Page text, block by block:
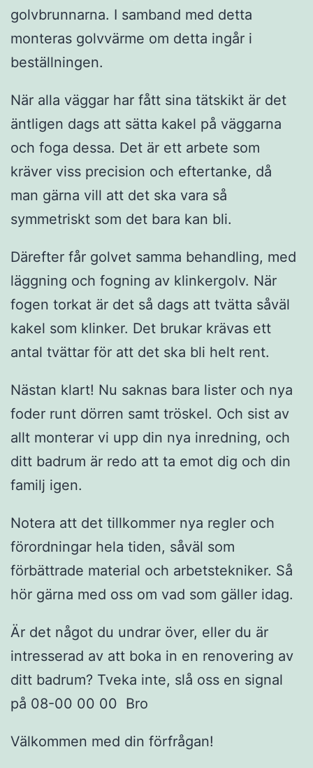
golvbrunnarna. I samband med detta
monteras golvvärme om detta ingår i
beställningen.
När alla väggar har fått sina tätskikt är det
äntligen dags att sätta kakel på väggarna
och foga dessa. Det är ett arbete som
kräver viss precision och eftertanke, då
man gärna vill att det ska vara så
symmetriskt som det bara kan bli.
Därefter får golvet samma behandling, med
läggning och fogning av klinkergolv. När
fogen torkat är det så dags att tvätta såväl
kakel som klinker. Det brukar krävas ett
antal tvättar för att det ska bli helt rent.
Nästan klart! Nu saknas bara lister och nya
foder runt dörren samt tröskel. Och sist av
allt monterar vi upp din nya inredning, och
ditt badrum är redo att ta emot dig och din
familj igen.
Notera att det tillkommer nya regler och
förordningar hela tiden, såväl som
förbättrade material och arbetstekniker. Så
hör gärna med oss om vad som gäller idag.
Är det något du undrar över, eller du är
intresserad av att boka in en renovering av
ditt badrum? Tveka inte, slå oss en signal
på 08-00 00 00 Bro
Välkommen med din förfrågan!